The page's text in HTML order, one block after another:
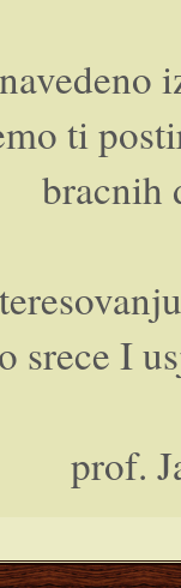
ti
bracnih
srece I
prof.